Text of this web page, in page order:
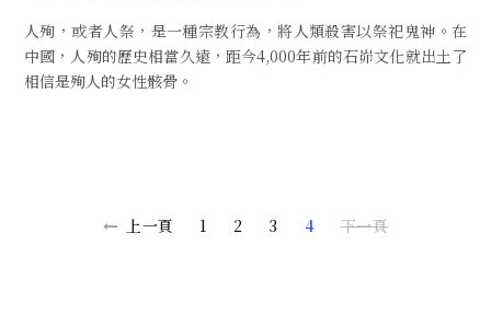
人殉，或者人祭，是一種宗教行為，將人類殺害以祭祀鬼神。在
中國，人殉的歷史相當久遠，距今4,000年前的石峁文化就出土了
相信是殉人的女性骸骨。
上一頁 1 2 3 4 下一頁